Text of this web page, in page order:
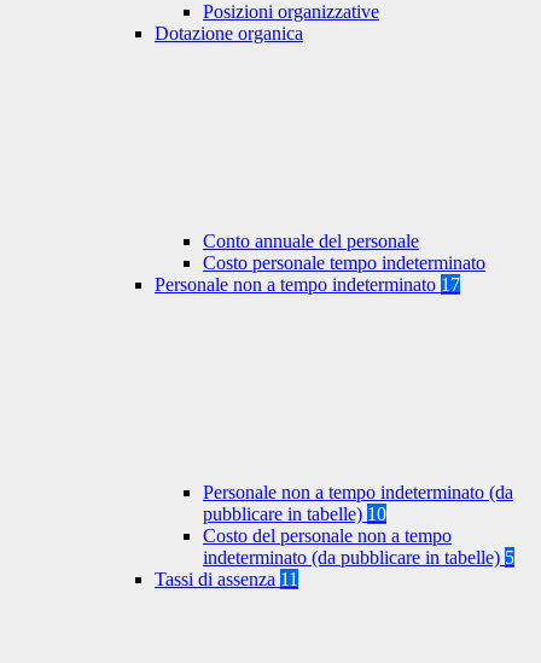
Posizioni organizzative
Dotazione organica
Conto annuale del personale
Costo personale tempo indeterminato
Personale non a tempo indeterminato 17
Personale non a tempo indeterminato (da
pubblicare in tabelle) 10
Costo del personale non a tempo
indeterminato (da pubblicare in tabelle) 5
Tassi di assenza 11